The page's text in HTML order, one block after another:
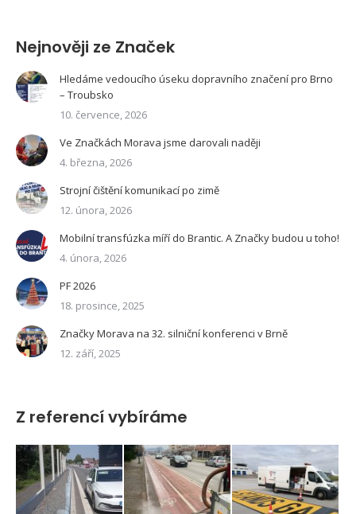
Nejnověji ze Značek
Hledáme vedoucího úseku dopravního značení pro Brno
– Troubsko
10. července, 2026
Ve Značkách Morava jsme darovali naději
4. března, 2026
Strojní čištění komunikací po zimě
12. února, 2026
Mobilní transfúzka míří do Brantic. A Značky budou u toho!
4. února, 2026
PF 2026
18. prosince, 2025
Značky Morava na 32. silniční konferenci v Brně
12. září, 2025
Z referencí vybíráme